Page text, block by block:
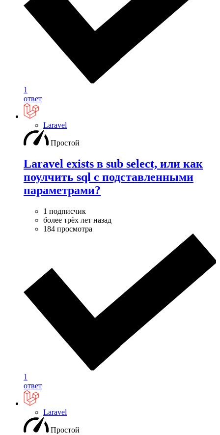
1
ответ
Laravel
Простой
Laravel exists в sub select, или как
поулчить sql с подставленными
параметрами?
1 подписчик
более трёх лет назад
184 просмотра
1
ответ
Laravel
Простой